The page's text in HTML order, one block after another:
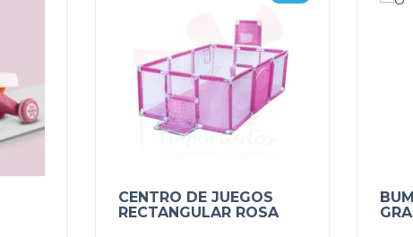
CENTRO DE JUEGOS
RECTANGULAR ROSA